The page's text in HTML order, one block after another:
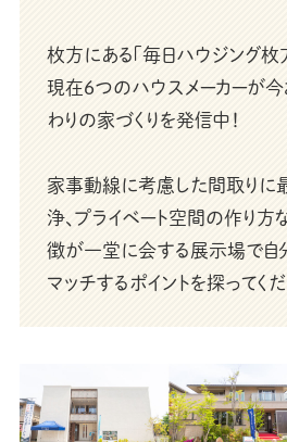
枚方にある「毎日ハウジング
現在6つのハウスメーカーが
わりの家づくりを発信中！
家事動線に考慮した間取りに
浄、プライベート空間の作り方
徴が一堂に会する展示場で自
マッチするポイントを探ってく